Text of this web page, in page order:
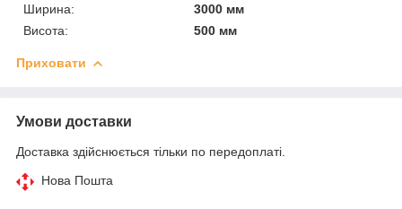
Ширина:
3000 мм
Висота:
500 мм
Приховати
Умови доставки
Доставка здійснюється тільки по передоплаті.
Нова Пошта